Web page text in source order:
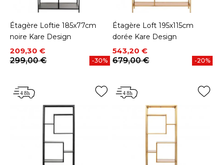
Étagère Loftie 185x77cm
noire Kare Design
Prix
209,30 €
Prix de base
299,00 €
-30%
Étagère Loft 195x115cm
dorée Kare Design
Prix
543,20 €
Prix de base
679,00 €
-20%